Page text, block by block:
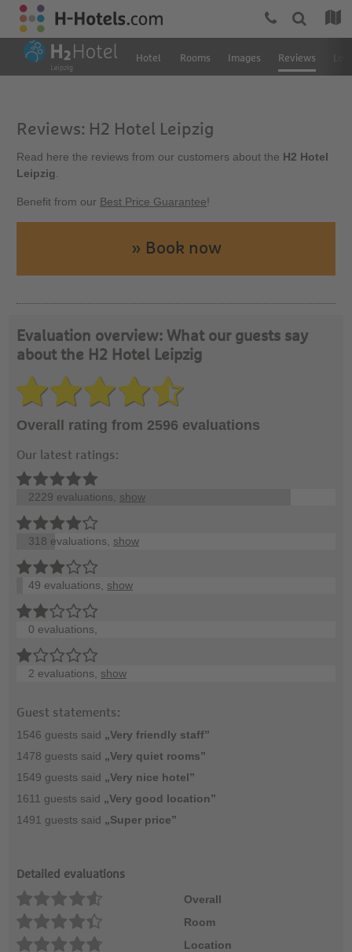
Hotel Rooms Images Reviews
Reviews: H2 Hotel Leipzig
Read here the reviews from our customers about the H2 Hotel
Leipzig
Benefit from our Best Price Guarantee!
» Book now
Evaluation overview: What our guests say
about the H2 Hotel Leipzig
Overall rating from 2596 evaluations
Our latest ratings:
2229 evaluations, show
318 evaluations, show
49 evaluations, show
0 evaluations,
2 evaluations, show
Guest statements:
1546 guests said „Very friendly staff”
1478 guests said „Very quiet rooms”
1549 guests said „Very nice hotel”
1611 guests said „Very good location”
1491 guests said „Super price”
Detailed evaluations
Overall
Room
Location